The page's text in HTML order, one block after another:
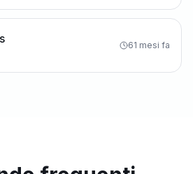
61 mesi fa